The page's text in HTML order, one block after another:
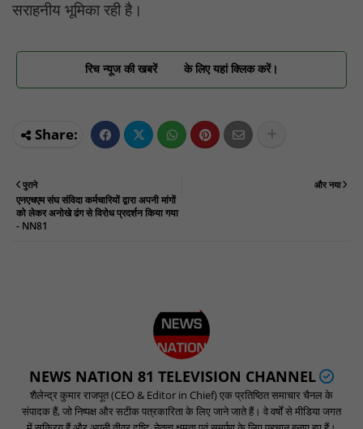
सराहनीय भूमिका रही है।
रिच न्यूज की खबरें के लिए यहां क्लिक करें।
और नया
पुराने
एनएचएम संघ संविदा कर्मचारियों द्वारा अपनी मांगों
को लेकर अनोखे ढंग से विरोध प्रदर्शन किया गया
- NN81
NEWS NATION 81 TELEVISION CHANNEL
शैलेन्द्र कुमार राजपूत (CEO & Editor in Chief) एक प्रतिष्ठित समाचार चैनल के
संपादक हैं, जो निष्पक्ष और सटीक पत्रकारिता के लिए जाने जाते हैं। वे वर्षों से मीडिया जगत